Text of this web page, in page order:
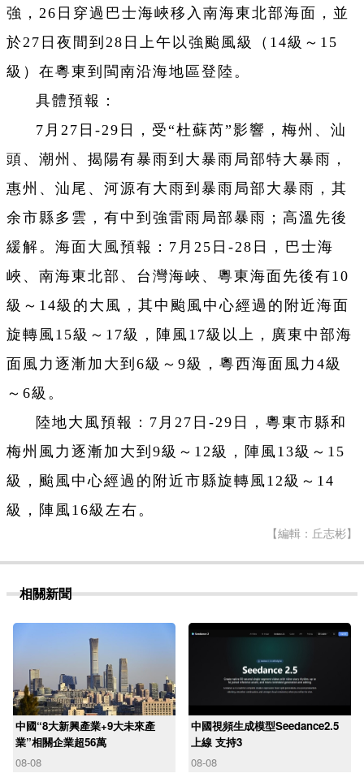
強，26日穿過巴士海峽移入南海東北部海面，並
於27日夜間到28日上午以強颱風級（14級～15
級）在粵東到閩南沿海地區登陸。
具體預報：
7月27日-29日，受“杜蘇芮”影響，梅州、汕
頭、潮州、揭陽有暴雨到大暴雨局部特大暴雨，
惠州、汕尾、河源有大雨到暴雨局部大暴雨，其
余市縣多雲，有中到強雷雨局部暴雨；高溫先後
緩解。海面大風預報：7月25日-28日，巴士海
峽、南海東北部、台灣海峽、粵東海面先後有10
級～14級的大風，其中颱風中心經過的附近海面
旋轉風15級～17級，陣風17級以上，廣東中部海
面風力逐漸加大到6級～9級，粵西海面風力4級
～6級。
陸地大風預報：7月27日-29日，粵東市縣和
梅州風力逐漸加大到9級～12級，陣風13級～15
級，颱風中心經過的附近市縣旋轉風12級～14
級，陣風16級左右。
【編輯：丘志彬】
相關新聞
中國“8大新興產業+9大未來產
業”相關企業超56萬
08-08
中國視頻生成模型Seedance2.5
上線 支持3
08-08